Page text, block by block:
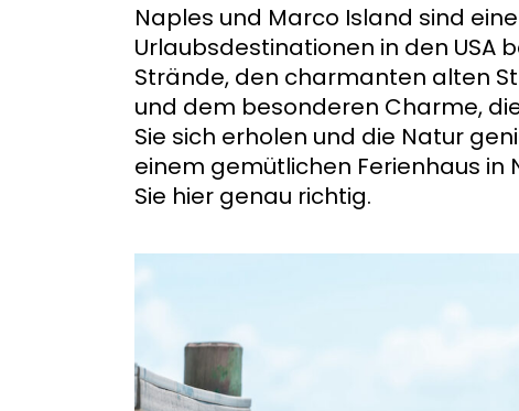
Naples und Marco Island sind
Urlaubsdestinationen in den USA
Strände, den charmanten alten
und dem besonderen Charme,
Sie sich erholen und die Natur
einem gemütlichen Ferienhaus in
Sie hier genau richtig.